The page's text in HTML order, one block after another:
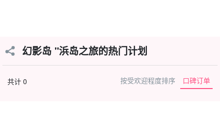
幻影岛 "浜岛之旅的热门计划
共计 0 按受欢迎程度排序 口碑订单